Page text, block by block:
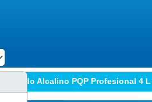
Liquido Alcalino PQP Profesional 4 L